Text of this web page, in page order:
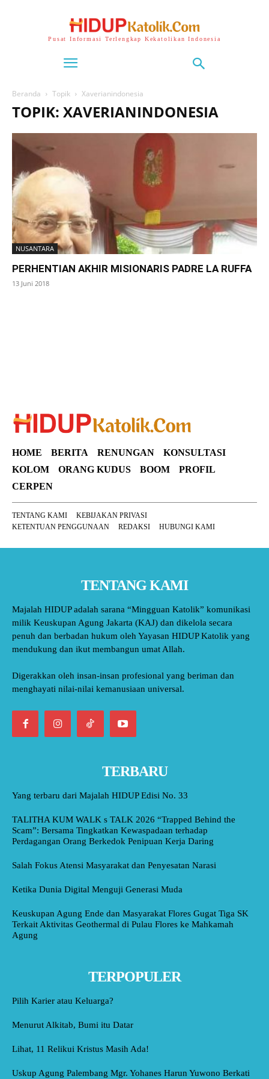
Pusat Informasi Terlengkap Kekatolikan Indonesia
Beranda Topik Xaverianindonesia
TOPIK: XAVERIANINDONESIA
NUSANTARA
PERHENTIAN AKHIR MISIONARIS PADRE LA RUFFA
13 Juni 2018
HOME BERITA RENUNGAN
KONSULTASI
KOLOM
ORANG KUDUS BOOM
PROFIL
CERPEN
TENTANG KAMI
KEBIJAKAN PRIVASI
KETENTUAN PENGGUNAAN
REDAKSI HUBUNGI KAMI
TENTANG KAMI
Majalah HIDUP adalah sarana “Mingguan Katolik” komunikasi
milik Keuskupan Agung Jakarta (KAJ) dan dikelola secara
penuh dan berbadan hukum oleh Yayasan HIDUP Katolik yang
mendukung dan ikut membangun umat Allah.
Digerakkan oleh insan-insan profesional yang beriman dan
menghayati nilai-nilai kemanusiaan universal.
TERBARU
Yang terbaru dari Majalah HIDUP Edisi No. 33
TALITHA KUM WALK s TALK 2026 “Trapped Behind the
Scam”: Bersama Tingkatkan Kewaspadaan terhadap
Perdagangan Orang Berkedok Penipuan Kerja Daring
Salah Fokus Atensi Masyarakat dan Penyesatan Narasi
Ketika Dunia Digital Menguji Generasi Muda
Keuskupan Agung Ende dan Masyarakat Flores Gugat Tiga SK
Terkait Aktivitas Geothermal di Pulau Flores ke Mahkamah
Agung
TERPOPULER
Pilih Karier atau Keluarga?
Menurut Alkitab, Bumi itu Datar
Lihat, 11 Relikui Kristus Masih Ada!
Uskup Agung Palembang Mgr. Yohanes Harun Yuwono Berkati